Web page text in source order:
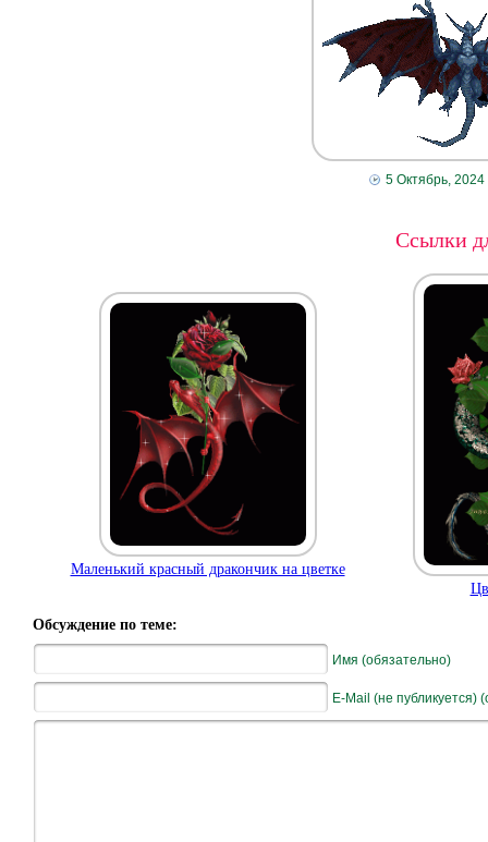
5 Октябрь, 2024
Ссылки
Маленький красный дракончик на цветке
Обсуждение по теме:
Имя (обязательно)
E-Mail (не публикуется)